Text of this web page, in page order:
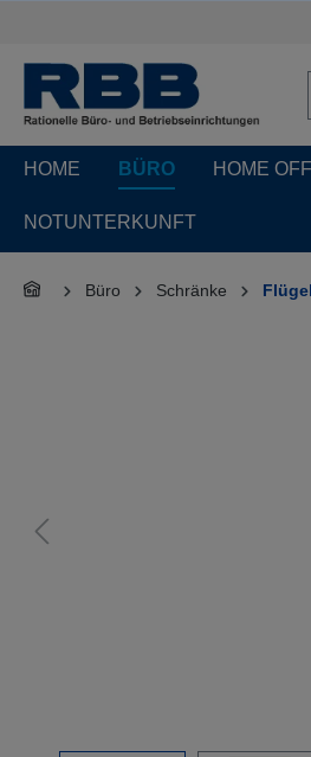
HOME BÜRO HOME
NOTUNTERKUNFT
Büro Schränke